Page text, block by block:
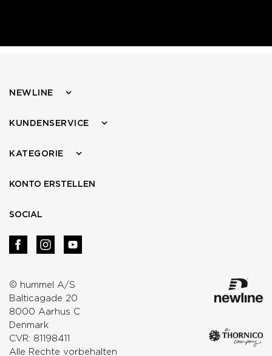
© hummel A/S
Balticagade 20
8000 Aarhus C
Denmark
CVR: 81198411
Alle Rechte vorbehalten
NEWLINE
KUNDENSERVICE
KATEGORIE
KONTO ERSTELLEN
SOCIAL